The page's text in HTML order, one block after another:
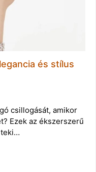
és stílus
csillogását, amikor
Ezek az ékszerszerű
teki…